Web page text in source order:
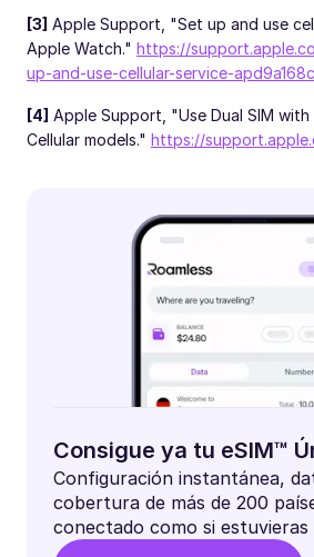
[3] Apple Support, "Set up and use
Apple Watch." https://
up-and-use-cellular-service-
[4] Apple Support, "Use Dual SIM with
Cellular models." https://
Consigue ya tu eSIM™
Configuración instantánea,
cobertura de más de 200
conectado como si estuvieras